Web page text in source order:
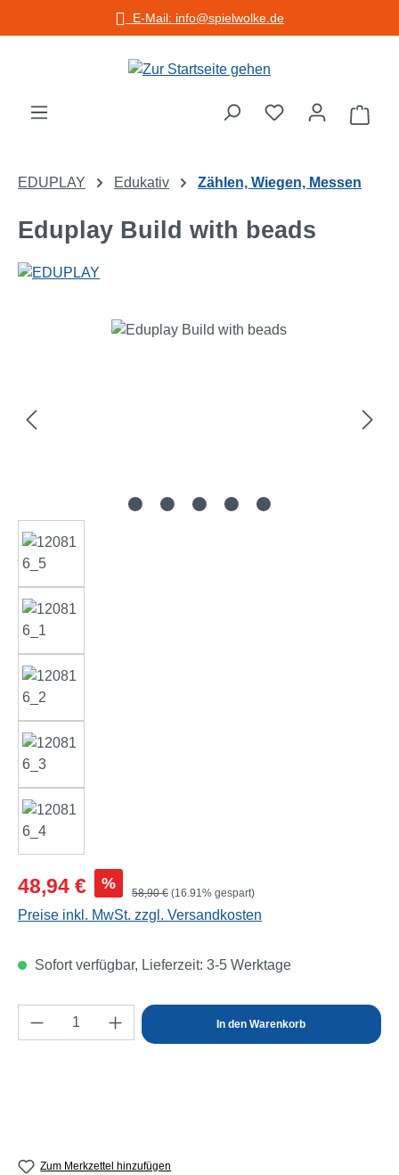
Zum Hauptinhalt springenE-Mail: info@spielwolke.de
EDUPLAY Edukativ Zählen, Wiegen, Messen
Eduplay Build with beads
Verkaufspreis:
48,94 € % Regulärer Preis:
58,90 € (16.91% gespart)
Preise inkl. MwSt. zzgl. Versandkosten
Sofort verfügbar, Lieferzeit: 3-5 Werktage
Produkt Anzahl: Gib den gewünschten
In den Warenkorb
Zum Merkzettel hinzufügen